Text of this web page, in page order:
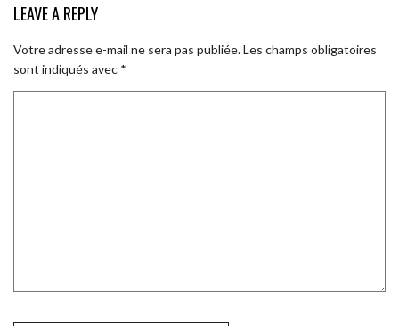
LEAVE A REPLY
Votre adresse e-mail ne sera pas publiée.Les champs obligatoires
sont indiqués avec *